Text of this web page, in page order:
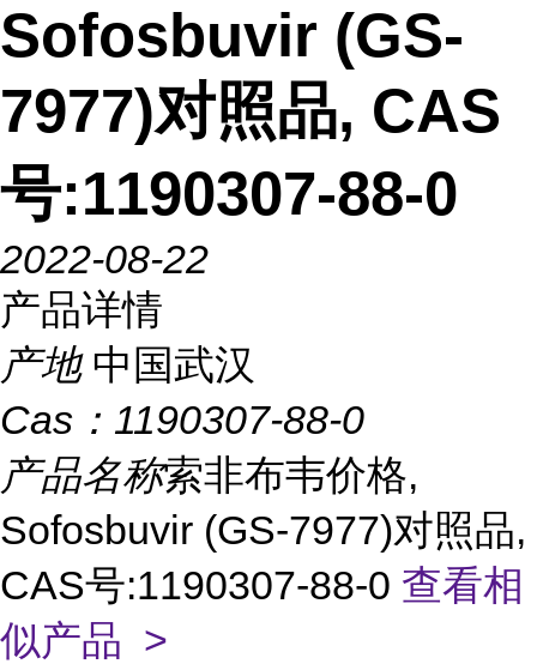
Sofosbuvir (GS-
7977)对照品, CAS
号:1190307-88-0
2022-08-22
产品详情
产地 中国武汉
Cas： 1190307-88-0
产品名称索非布韦价格,
Sofosbuvir (GS-7977)对照品,
CAS号:1190307-88-0 查看相
似产品 >